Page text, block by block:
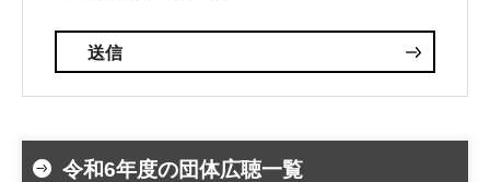
令和6年度の団体広聴一覧